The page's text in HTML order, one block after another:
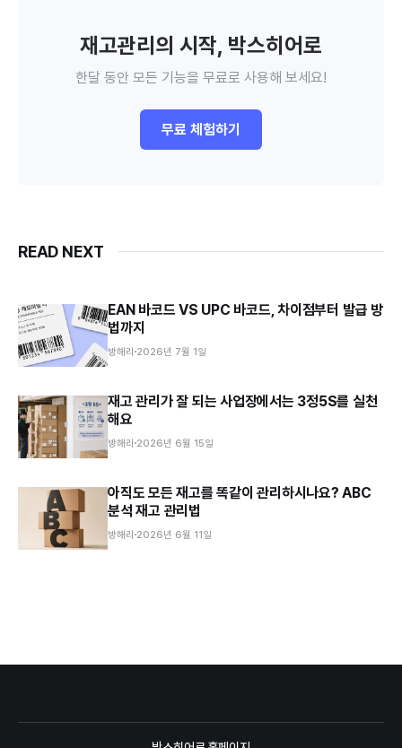
재고관리의 시작, 박스히어로
한달 동안 모든 기능을 무료로 사용해 보세요!
무료 체험하기
READ NEXT
EAN 바코드 VS UPC 바코드, 차이점부터 발급 방
법까지
방해리 2026년 7월 1일
재고 관리가 잘 되는 사업장에서는 3정5S를 실천
해요
방해리 2026년 6월 15일
아직도 모든 재고를 똑같이 관리하시나요? ABC
분석 재고 관리법
방해리 2026년 6월 11일